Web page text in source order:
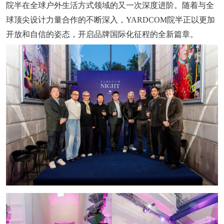
院半在全球户外生活方式领域的又一次深度进阶。随着与全
球顶尖设计力量合作的不断深入，YARDCOM院半正以更加
开放和自信的姿态，开启品牌国际化征程的全新篇章。